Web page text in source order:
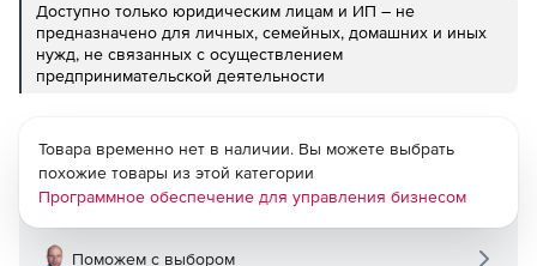
Доступно только юридическим лицам и ИП – не
предназначено для личных, семейных, домашних и иных
нужд, не связанных с осуществлением
предпринимательской деятельности
Товара временно нет в наличии. Вы можете выбрать
похожие товары из этой категории
Программное обеспечение для управления бизнесом
Поможем с выбором